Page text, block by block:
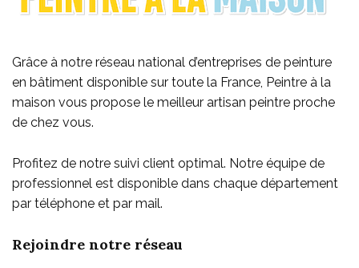
Grâce à notre réseau national d’entreprises de peinture
en bâtiment disponible sur toute la France, Peintre à la
maison vous propose le meilleur artisan peintre proche
de chez vous.
Profitez de notre suivi client optimal. Notre équipe de
professionnel est disponible dans chaque département
par téléphone et par mail.
Rejoindre notre réseau